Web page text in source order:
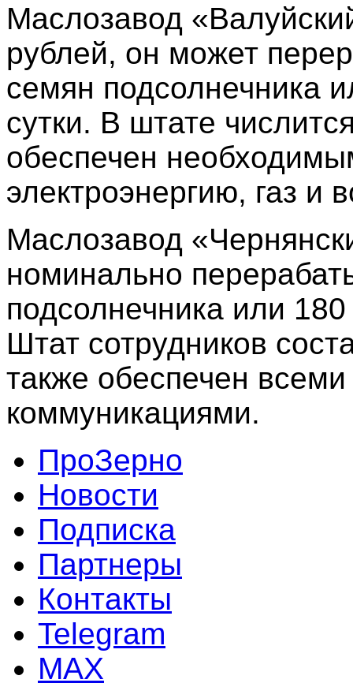
Маслозавод
рублей, он может
семян подсолнечника
сутки. В штате
обеспечен
электроэнергию, газ и
Маслозавод
номинально
подсолнечника или
Штат сотрудников
также обеспечен
коммуникациями.
ПроЗерно
Новости
Подписка
Партнеры
Контакты
Telegram
MAX